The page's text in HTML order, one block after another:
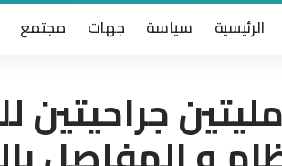
الرئيسية سياسة جهات مجتمع